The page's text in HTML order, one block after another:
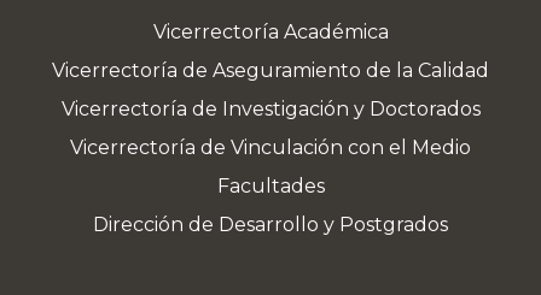
Vicerrectoría Académica
Vicerrectoría de Aseguramiento de la Calidad
Vicerrectoría de Investigación y Doctorados
Vicerrectoría de Vinculación con el Medio
Facultades
Dirección de Desarrollo y Postgrados